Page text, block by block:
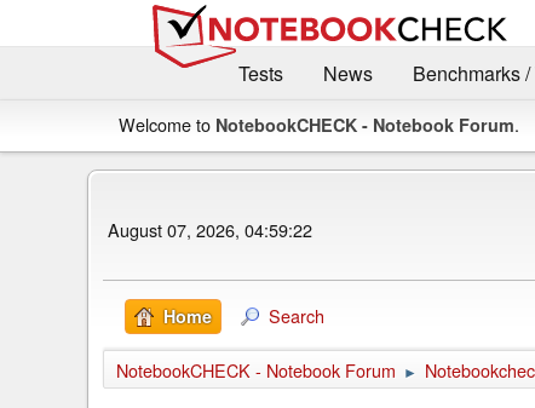
Tests
News Benchmarks
Welcome to NotebookCHECK - Notebook Forum.
August 07, 2026, 04:59:22
Home Search
NotebookCHECK - Notebook Forum ►